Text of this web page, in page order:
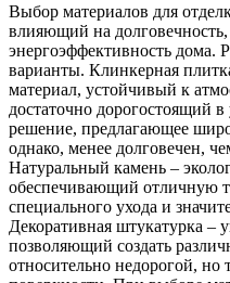
Выбор материалов для
влияющий на
энергоэффективность дома.
варианты. Клинкерная
материал, устойчивый к
достаточно дорогостоящий
решение, предлагающее
однако, менее долговечен,
Натуральный камень –
обеспечивающий отличную
специального ухода и
Декоративная штукатурка –
позволяющий создать
относительно недорогой, но